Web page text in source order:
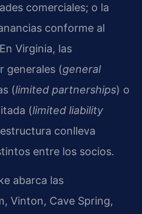
comerciales; o la
conforme al
Virginia, las
generales (general
(limited partnerships) o
(limited liability
conlleva
entre los socios.
abarca las
Vinton, Cave Spring,